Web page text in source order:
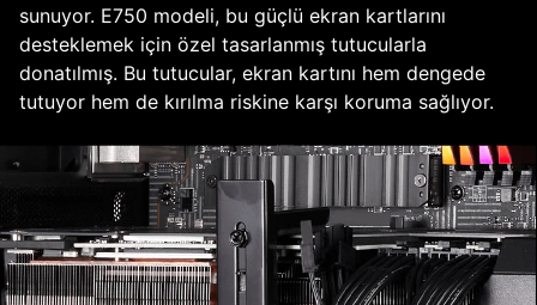
sunuyor. E750 modeli, bu güçlü ekran kartlarını
desteklemek için özel tasarlanmış tutucularla
donatılmış. Bu tutucular, ekran kartını hem dengede
tutuyor hem de kırılma riskine karşı koruma sağlıyor.